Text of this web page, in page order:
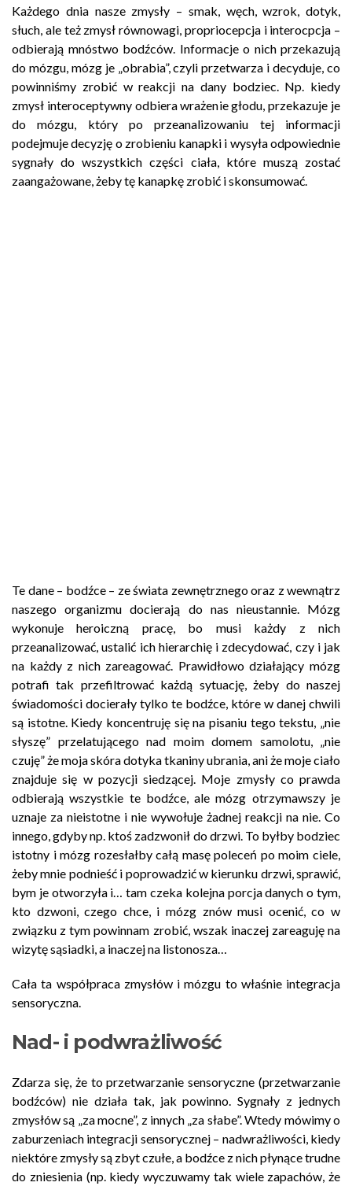
Każdego dnia nasze zmysły – smak, węch, wzrok, dotyk,
słuch, ale też zmysł równowagi, propriocepcja i interocpcja –
odbierają mnóstwo bodźców. Informacje o nich przekazują
do mózgu, mózg je „obrabia”, czyli przetwarza i decyduje, co
powinniśmy zrobić w reakcji na dany bodziec. Np. kiedy
zmysł interoceptywny odbiera wrażenie głodu, przekazuje je
do mózgu, który po przeanalizowaniu tej informacji
podejmuje decyzję o zrobieniu kanapki i wysyła odpowiednie
sygnały do wszystkich części ciała, które muszą zostać
zaangażowane, żeby tę kanapkę zrobić i skonsumować.
Te dane – bodźce – ze świata zewnętrznego oraz z wewnątrz
naszego organizmu docierają do nas nieustannie. Mózg
wykonuje heroiczną pracę, bo musi każdy z nich
przeanalizować, ustalić ich hierarchię i zdecydować, czy i jak
na każdy z nich zareagować. Prawidłowo działający mózg
potrafi tak przefiltrować każdą sytuację, żeby do naszej
świadomości docierały tylko te bodźce, które w danej chwili
są istotne. Kiedy koncentruję się na pisaniu tego tekstu, „nie
słyszę” przelatującego nad moim domem samolotu, „nie
czuję” że moja skóra dotyka tkaniny ubrania, ani że moje ciało
znajduje się w pozycji siedzącej. Moje zmysły co prawda
odbierają wszystkie te bodźce, ale mózg otrzymawszy je
uznaje za nieistotne i nie wywołuje żadnej reakcji na nie. Co
innego, gdyby np. ktoś zadzwonił do drzwi. To byłby bodziec
istotny i mózg rozesłałby całą masę poleceń po moim ciele,
żeby mnie podnieść i poprowadzić w kierunku drzwi, sprawić,
bym je otworzyła i… tam czeka kolejna porcja danych o tym,
kto dzwoni, czego chce, i mózg znów musi ocenić, co w
związku z tym powinnam zrobić, wszak inaczej zareaguję na
wizytę sąsiadki, a inaczej na listonosza…
Cała ta współpraca zmysłów i mózgu to właśnie integracja
sensoryczna.
Nad- i podwrażliwość
Zdarza się, że to przetwarzanie sensoryczne (przetwarzanie
bodźców) nie działa tak, jak powinno. Sygnały z jednych
zmysłów są „za mocne”, z innych „za słabe”. Wtedy mówimy o
zaburzeniach integracji sensorycznej – nadwrażliwości, kiedy
niektóre zmysły są zbyt czułe, a bodźce z nich płynące trudne
do zniesienia (np. kiedy wyczuwamy tak wiele zapachów, że